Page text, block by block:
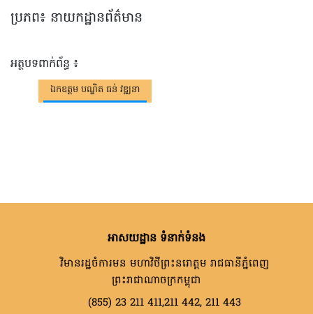
ប្រភព៖ នាយកដ្ឋានព័ត៌មាន
អត្ថបទពាក់ព័ន្ធ ៖
ឯកឧត្តម បណ្ឌិត ធន់ វឌ្ឍនា
អាសយដ្ឋាន ទំនាក់ទំនង
វិមានរដ្ឋចំការមន មហាវិថីព្រះនរោត្តម រាជធានីភ្នំពេញ
ព្រះរាជាណាចក្រកម្ពុជា
(855) 23 211 411,211 442, 211 443